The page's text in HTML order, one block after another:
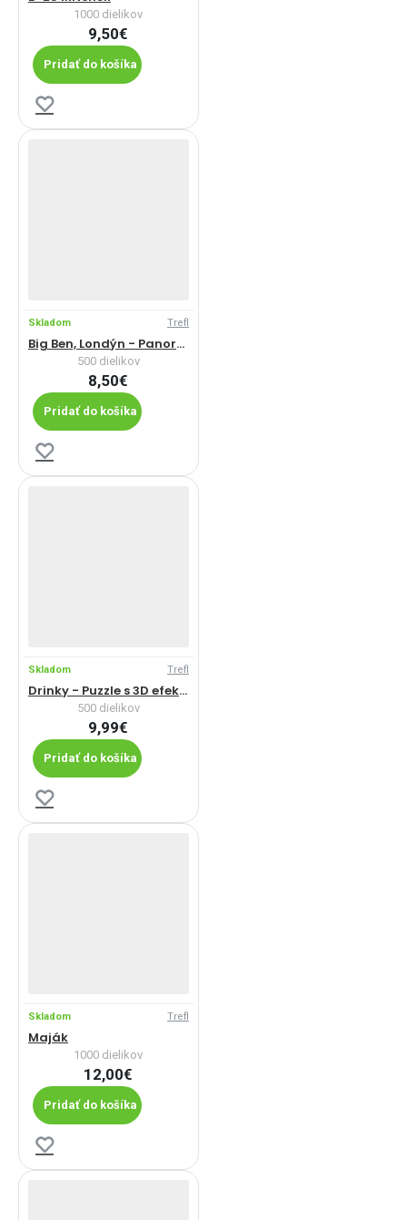
1000 dielikov
9,50€
Pridať do košíka
Skladom Trefl
Big Ben, Londýn - Panoramatické puzzle
500 dielikov
8,50€
Pridať do košíka
Skladom Trefl
Drinky - Puzzle s 3D efektom
500 dielikov
9,99€
Pridať do košíka
Skladom Trefl
Maják
1000 dielikov
12,00€
Pridať do košíka